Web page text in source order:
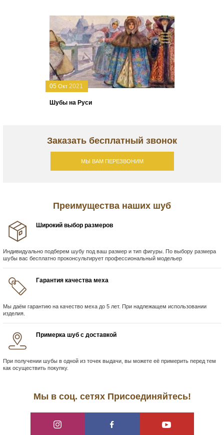
05 Окт 2021
Шубы на Руси
Заказать бесплатный звонок
МЫ ВАМ ПЕРЕЗВОНИМ
Преимущества наших шуб
Широкий выбор размеров
Индивидуально подберем шубу под ваш размер и тип фигуры. По выбору размера
шубы вас бесплатно проконсультирует профессиональный модельер
Гарантия качества меха
Мы даём гарантию на качество меха до 5 лет. При надлежащем использовании
изделия.
Примерка шуб с доставкой
При получении шубы в одной из точек выдачи, вы можете её примерить перед тем
как осуществить покупку.
Мы в соц. сетях Присоединяйтесь!